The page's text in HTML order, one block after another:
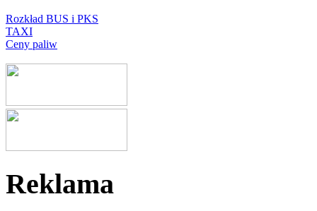
Rozkład BUS i PKS
TAXI
Ceny paliw
Reklama